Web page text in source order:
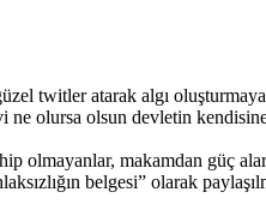
twitler atarak algı oluşturmaya
olursa olsun devletin
olmayanlar, makamdan güç
belgesi” olarak